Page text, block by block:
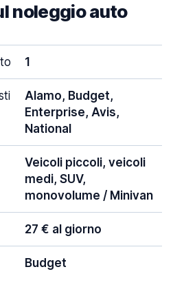
noleggio auto
1
Alamo, Budget,
Enterprise, Avis,
National
Veicoli piccoli, veicoli
medi, SUV,
monovolume / Minivan
27 € al giorno
Budget